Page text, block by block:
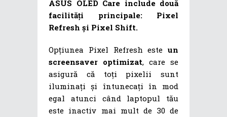
ASUS OLED Care include două
facilități principale: Pixel
Refresh și Pixel Shift.
Opțiunea Pixel Refresh este un
screensaver optimizat, care se
asigură că toți pixelii sunt
iluminați și întunecați în mod
egal atunci când laptopul tău
este inactiv mai mult de 30 de